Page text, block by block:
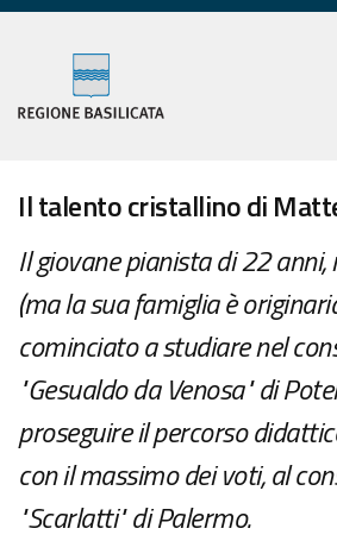
Il talento cristallino di
Il giovane pianista di 22
(ma la sua famiglia è
cominciato a studiare nel
"Gesualdo da Venosa" di
proseguire il percorso
con il massimo dei voti, al
"Scarlatti" di Palermo.